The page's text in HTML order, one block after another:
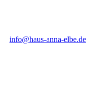
info@haus-anna-elbe.de